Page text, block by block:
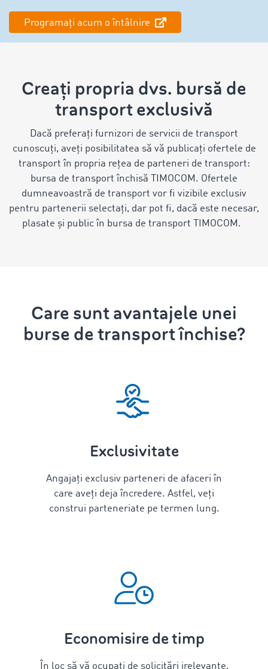
Programați acum o întâlnire
Creați propria dvs. bursă de
transport exclusivă
Dacă preferați furnizori de servicii de transport
cunoscuți, aveți posibilitatea să vă publicați ofertele de
transport în propria rețea de parteneri de transport:
bursa de transport închisă TIMOCOM. Ofertele
dumneavoastră de transport vor fi vizibile exclusiv
pentru partenerii selectați, dar pot fi, dacă este necesar,
plasate și public în bursa de transport TIMOCOM.
Care sunt avantajele unei
burse de transport închise?
Exclusivitate
Angajați exclusiv parteneri de afaceri în
care aveți deja încredere. Astfel, veți
construi parteneriate pe termen lung.
Economisire de timp
În loc să vă ocupați de solicitări irelevante,